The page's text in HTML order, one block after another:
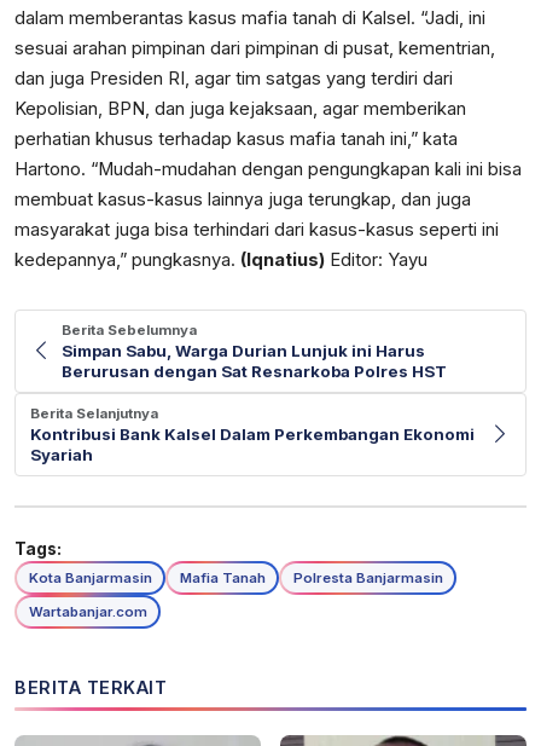
dalam memberantas kasus mafia tanah di Kalsel. “Jadi, ini
sesuai arahan pimpinan dari pimpinan di pusat, kementrian,
dan juga Presiden RI, agar tim satgas yang terdiri dari
Kepolisian, BPN, dan juga kejaksaan, agar memberikan
perhatian khusus terhadap kasus mafia tanah ini,” kata
Hartono. “Mudah-mudahan dengan pengungkapan kali ini bisa
membuat kasus-kasus lainnya juga terungkap, dan juga
masyarakat juga bisa terhindari dari kasus-kasus seperti ini
kedepannya,” pungkasnya. (Iqnatius) Editor: Yayu
Berita Sebelumnya
Simpan Sabu, Warga Durian Lunjuk ini Harus
Berurusan dengan Sat Resnarkoba Polres HST
Berita Selanjutnya
Kontribusi Bank Kalsel Dalam Perkembangan Ekonomi
Syariah
Tags:
Kota Banjarmasin Mafia Tanah
Polresta Banjarmasin
Wartabanjar.com
BERITA TERKAIT